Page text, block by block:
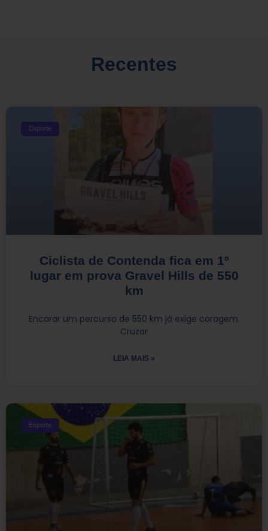
Recentes
Esporte
Ciclista de Contenda fica em 1º
lugar em prova Gravel Hills de 550
km
Encarar um percurso de 550 km já exige coragem.
Cruzar
LEIA MAIS »
Esporte